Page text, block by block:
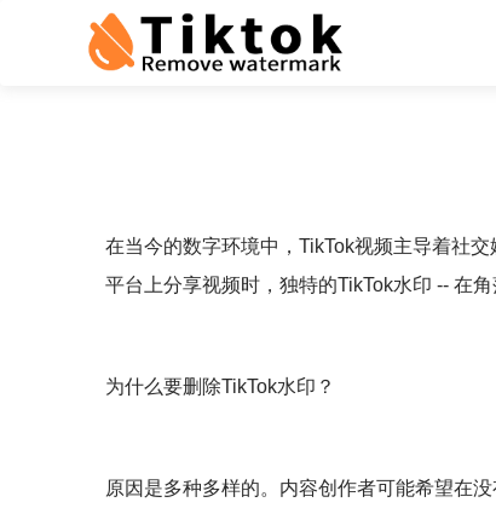
在当今的数字环境中，TikTok视频主导着社
平台上分享视频时，独特的TikTok水印 -- 在
为什么要删除TikTok水印？
原因是多种多样的。内容创作者可能希望在